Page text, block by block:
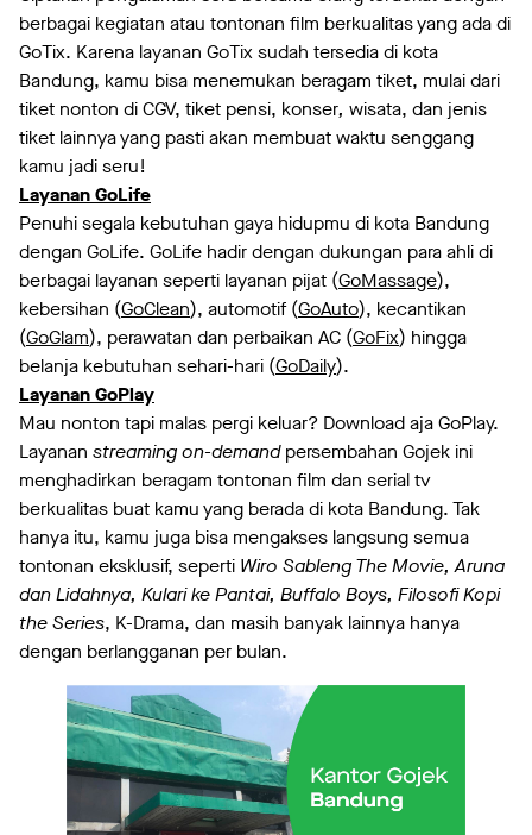
berbagai kegiatan atau tontonan film berkualitas yang ada di
GoTix. Karena layanan GoTix sudah tersedia di kota
Bandung, kamu bisa menemukan beragam tiket, mulai dari
tiket nonton di CGV, tiket pensi, konser, wisata, dan jenis
tiket lainnya yang pasti akan membuat waktu senggang
kamu jadi seru!
Layanan GoLife
Penuhi segala kebutuhan gaya hidupmu di kota Bandung
dengan GoLife. GoLife hadir dengan dukungan para ahli di
berbagai layanan seperti layanan pijat (GoMassage),
kebersihan (GoClean), automotif (GoAuto), kecantikan
(GoGlam), perawatan dan perbaikan AC (GoFix) hingga
belanja kebutuhan sehari-hari (GoDaily).
Layanan GoPlay
Mau nonton tapi malas pergi keluar? Download aja GoPlay.
Layanan streaming on-demandpersembahan Gojek ini
menghadirkan beragam tontonan film dan serial tv
berkualitas buat kamu yang berada di kota Bandung. Tak
hanya itu, kamu juga bisa mengakses langsung semua
tontonan eksklusif, seperti Wiro Sableng The Movie, Aruna
dan Lidahnya, Kulari ke Pantai, Buffalo Boys, Filosofi Kopi
the Series, K-Drama, dan masih banyak lainnya hanya
dengan berlangganan per bulan.